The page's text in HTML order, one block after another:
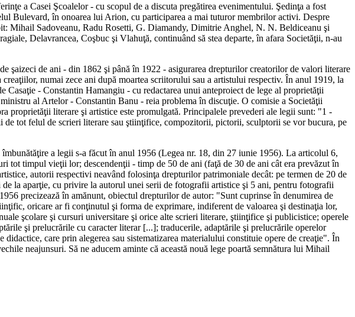
a Casei Şcoalelor - cu scopul de a discuta pregătirea evenimentului. Şedinţa a fost
Bulevard, în onoarea lui Arion, cu participarea a mai tuturor membrilor activi. Despre
Mihail Sadoveanu, Radu Rosetti, G. Diamandy, Dimitrie Anghel, N. N. Beldiceanu şi
Delavrancea, Coşbuc şi Vlahuţă, continuând să stea departe, în afara Societăţii, n-au
şaizeci de ani - din 1862 şi până în 1922 - asigurarea drepturilor creatorilor de valori literare
numai zece ani după moartea scriitorului sau a artistului respectiv. În anul 1919, la
- Constantin Hamangiu - cu redactarea unui anteproiect de lege al proprietăţii
al Artelor - Constantin Banu - reia problema în discuţie. O comisie a Societăţii
literare şi artistice este promulgată. Principalele prevederi ale legii sunt: "1 -
tot felul de scrieri literare sau ştiinţifice, compozitorii, pictorii, sculptorii se vor bucura, pe
a legii s-a făcut în anul 1956 (Legea nr. 18, din 27 iunie 1956). La articolul 6,
tot timpul vieţii lor; descendenţii - timp de 50 de ani (faţă de 30 de ani cât era prevăzut în
autorii respectivi neavând folosinţa drepturilor patrimoniale decât: pe termen de 20 de
la aparţie, cu privire la autorul unei serii de fotografii artistice şi 5 ani, pentru fotografii
precizează în amănunt, obiectul drepturilor de autor: "Sunt cuprinse în denumirea de
oricare ar fi conţinutul şi forma de exprimare, indiferent de valoarea şi destinaţia lor,
şcolare şi cursuri universitare şi orice alte scrieri literare, ştiinţifice şi publicistice; operele
şi prelucrările cu caracter literar [...]; traducerile, adaptările şi prelucrările operelor
care prin alegerea sau sistematizarea materialului constituie opere de creaţie". În
neajunsuri. Să ne aducem aminte că această nouă lege poartă semnătura lui Mihail